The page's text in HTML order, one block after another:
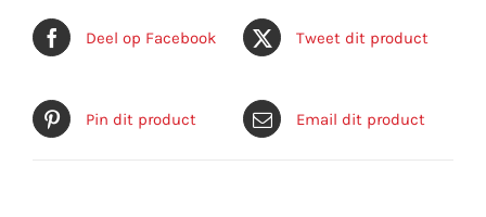
Deel op Facebook Tweet dit product
Pin dit product Email dit product